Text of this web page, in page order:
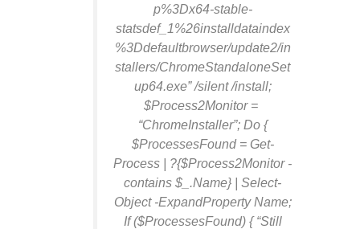
p%3Dx64-stable-
statsdef_1%26installdataindex
%3Ddefaultbrowser/update2/in
stallers/ChromeStandaloneSet
up64.exe” /silent /install;
$Process2Monitor =
“ChromeInstaller”; Do {
$ProcessesFound = Get-
Process | ?{$Process2Monitor -
contains $_.Name} | Select-
Object -ExpandProperty Name;
If ($ProcessesFound) { “Still